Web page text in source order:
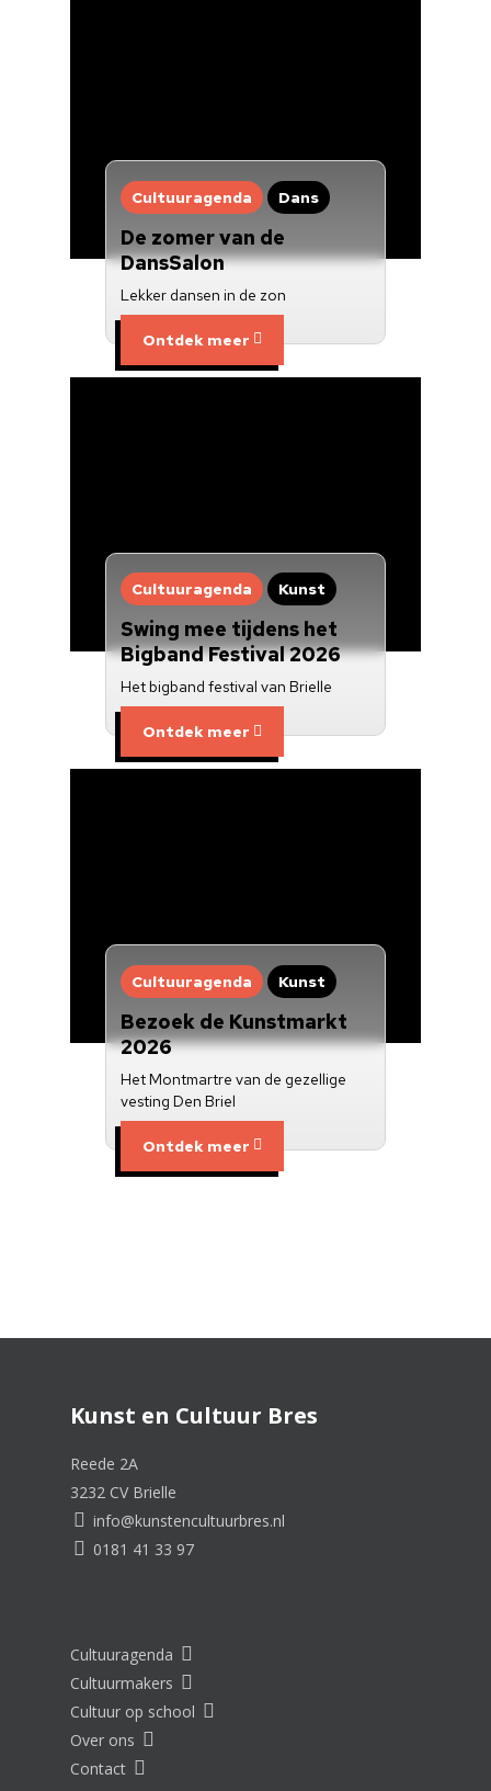
Cultuuragenda Dans
De zomer van de
DansSalon
Lekker dansen in de zon
Ontdek meer
Cultuuragenda Kunst
Swing mee tijdens het
Bigband Festival 2026
Het bigband festival van Brielle
Ontdek meer
Cultuuragenda Kunst
Bezoek de Kunstmarkt
2026
Het Montmartre van de gezellige
vesting Den Briel
Ontdek meer
Kunst en Cultuur Bres
Reede 2A
3232 CV Brielle
info@kunstencultuurbres.nl
0181 41 33 97
Cultuuragenda
Cultuurmakers
Cultuur op school
Over ons
Contact
Cultuur op school
Over ons
Nieuwsbrief
Doneren